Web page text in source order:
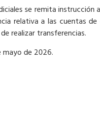
se remita
relativa a las cuentas
realizar transferencias.
mayo de 2026.